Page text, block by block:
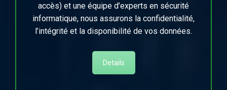
accès) et une équipe d’experts en sécurité
informatique, nous assurons la confidentialité,
l’intégrité et la disponibilité de vos données.
Details